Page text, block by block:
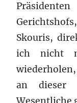
Skouris,
ich nicht
an dieser